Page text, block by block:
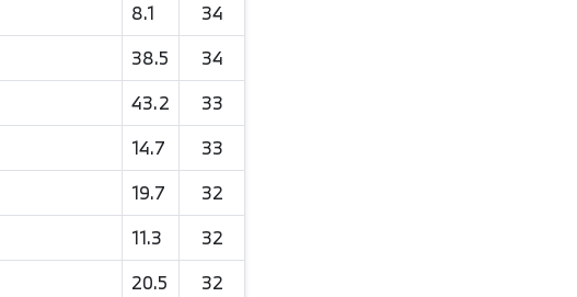
8.1
34
38.5 34
43.2
33
14.7 33
19.7
32
11.3 32
20.5 32